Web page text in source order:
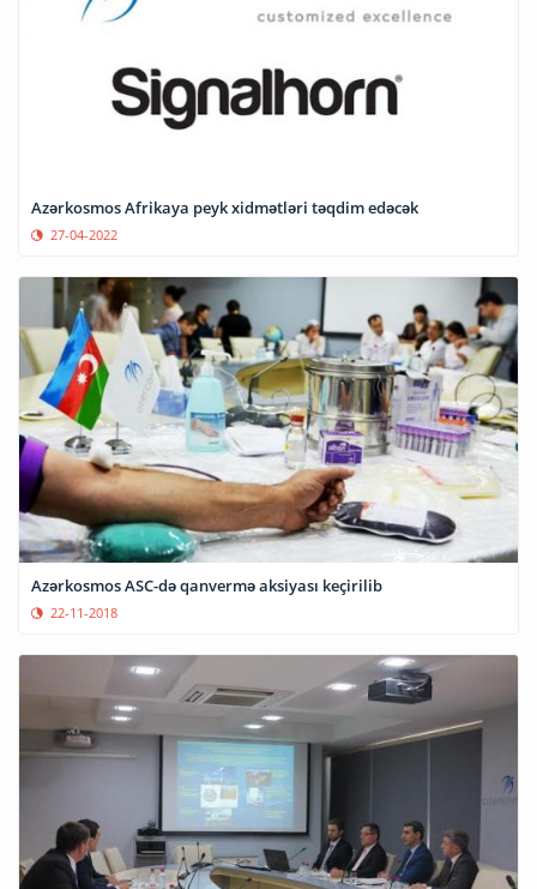
Azərkosmos Afrikaya peyk xidmətləri təqdim edəcək
27-04-2022
Azərkosmos ASC-də qanvermə aksiyası keçirilib
22-11-2018